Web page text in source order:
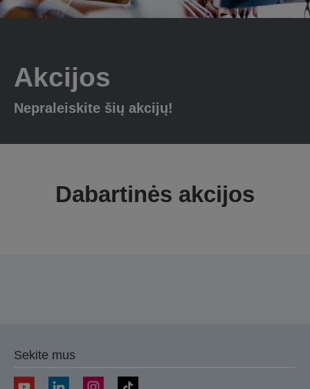
Akcijos
Nepraleiskite šių akcijų!
Dabartinės akcijos
Sekite mus